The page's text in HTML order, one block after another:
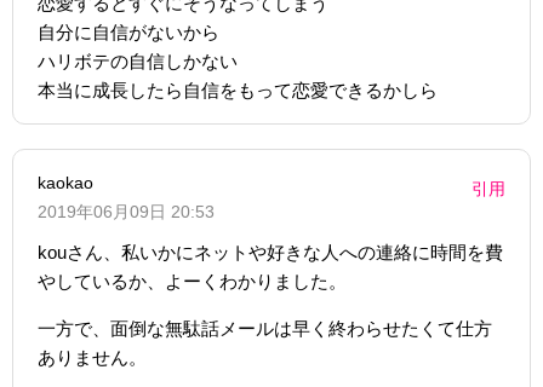
自分に自信がないから
ハリボテの自信しかない
本当に成長したら自信をもって恋愛できるかしら
kaokao
2019年06月09日 20:53
引用
kouさん、私いかにネットや好きな人への連絡に時間を費
やしているか、よーくわかりました。
一方で、面倒な無駄話メールは早く終わらせたくて仕方
ありません。